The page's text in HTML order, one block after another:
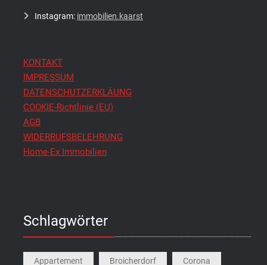
Instagram: immobilien.kaarst
KONTAKT
IMPRESSUM
DATENSCHUTZERKLÄUNG
COOKIE-Richtlinie (EU)
AGB
WIDERRUFSBELEHRUNG
Home-Ex Immobilien
Schlagwörter
Appartement Broicherdorf Corona